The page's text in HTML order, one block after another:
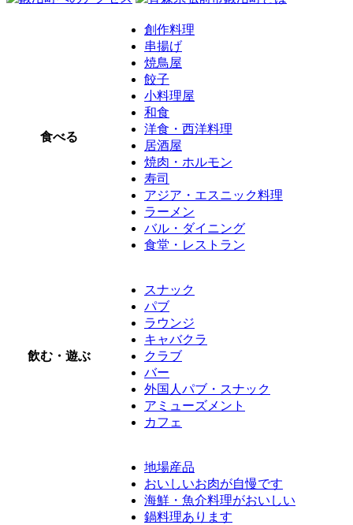
食べる
創作料理
串揚げ
焼鳥屋
餃子
小料理屋
和食
洋食・西洋料理
居酒屋
焼肉・ホルモン
寿司
アジア・エスニック料理
ラーメン
バル・ダイニング
食堂・レストラン
飲む・遊ぶ
スナック
パブ
ラウンジ
キャバクラ
クラブ
バー
外国人パブ・スナック
アミューズメント
カフェ
地場産品
おいしいお肉が自慢です
海鮮・魚介料理がおいしい
鍋料理あります